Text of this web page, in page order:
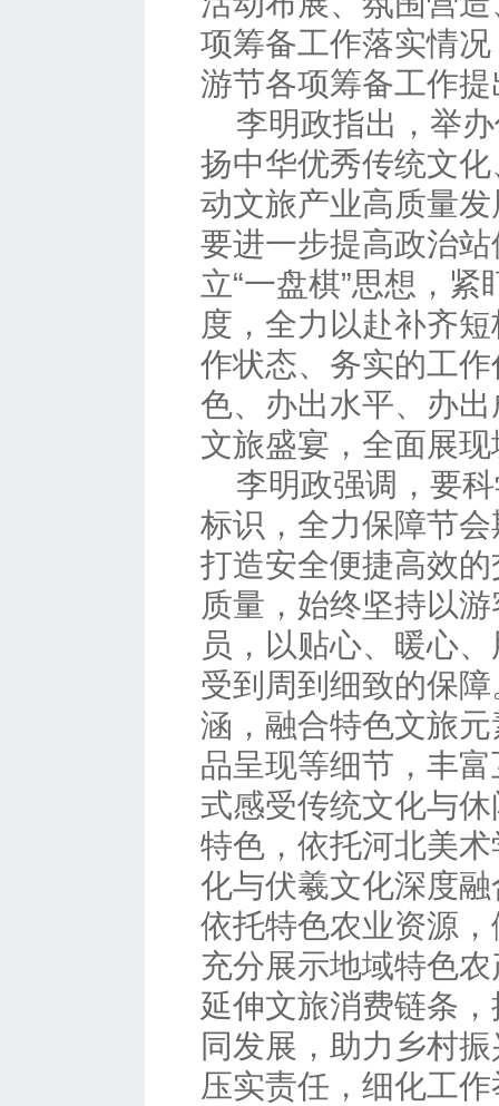
项筹备工作落实情
游节各项筹备工作
李明政指出，举
扬中华优秀传统文
动文旅产业高质量
要进一步提高政治
立“一盘棋”思想，
度，全力以赴补齐
作状态、务实的工
色、办出水平、办
文旅盛宴，全面展
李明政强调，要
标识，全力保障节
打造安全便捷高效
质量，始终坚持以
员，以贴心、暖心
受到周到细致的保
涵，融合特色文旅
品呈现等细节，丰
式感受传统文化与
特色，依托河北美
化与伏羲文化深度
依托特色农业资源
充分展示地域特色
延伸文旅消费链条
同发展，助力乡村
压实责任，细化工